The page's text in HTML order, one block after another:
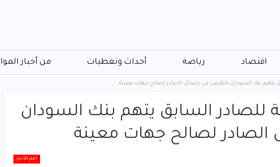
اقتصاد رياضة أحداث وتغطيات من أخبار
يتهم بنك السودان بالتلاعب في حصائل الصادر لصالح جهات معينة
للصادر السابق يتهم بنك السودان
الصادر لصالح جهات معينة
أهم الأخبار